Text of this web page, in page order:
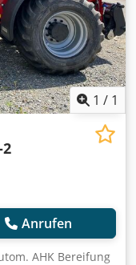
1 / 1
Anrufen
AHK Bereifung